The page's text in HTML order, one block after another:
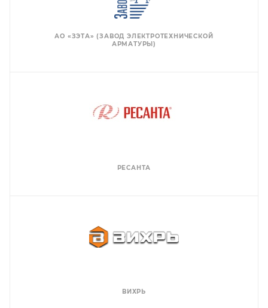
АО «ЗЭТА» (ЗАВОД ЭЛЕКТРОТЕХНИЧЕСКОЙ
АРМАТУРЫ)
РЕСАНТА
ВИХРЬ